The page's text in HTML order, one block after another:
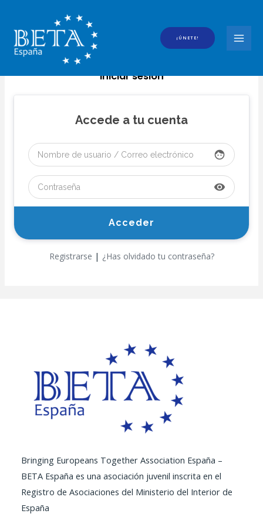
contenido
¡ÚNETE!
Iniciar sesión
Accede a tu cuenta
face
visibility
Registrarse | ¿Has olvidado tu contraseña?
Bringing Europeans Together Association España –
BETA España es una asociación juvenil inscrita en el
Registro de Asociaciones del Ministerio del Interior de
España